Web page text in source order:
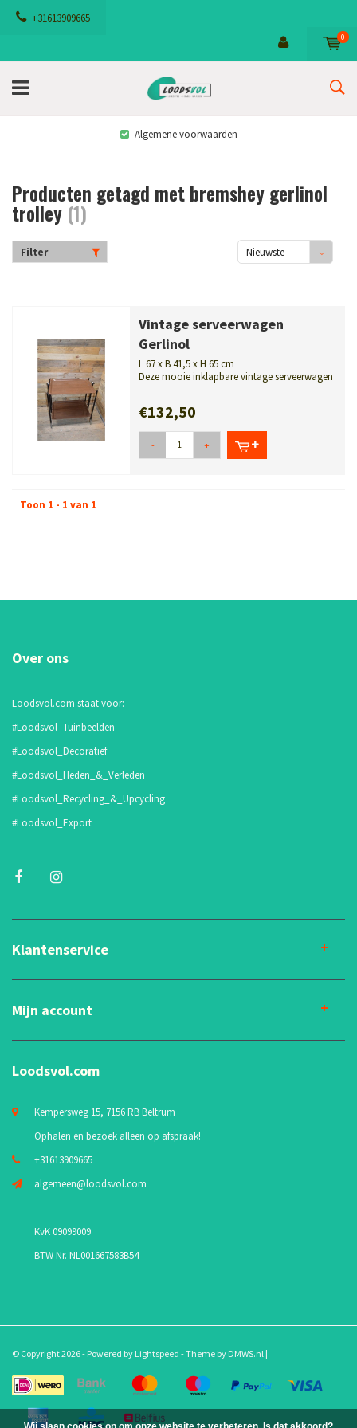
+31613909665
0
Algemene voorwaarden
Producten getagd met bremshey gerlinol
trolley (1)
Filter
Nieuwste
Vintage serveerwagen
Gerlinol
L 67 x B 41,5 x H 65 cm
Deze mooie inklapbare vintage serveerwagen
€132,50
- +
Toon 1 - 1 van 1
Over ons
Loodsvol.com staat voor:
#Loodsvol_Tuinbeelden
#Loodsvol_Decoratief
#Loodsvol_Heden_&_Verleden
#Loodsvol_Recycling_&_Upcycling
#Loodsvol_Export
Klantenservice
Mijn account
Loodsvol.com
Kempersweg 15, 7156 RB Beltrum
Ophalen en bezoek alleen op afspraak!
+31613909665
algemeen@loodsvol.com
KvK 09099009
BTW Nr. NL001667583B54
© Copyright 2026 - Powered by Lightspeed - Theme by DMWS.nl |